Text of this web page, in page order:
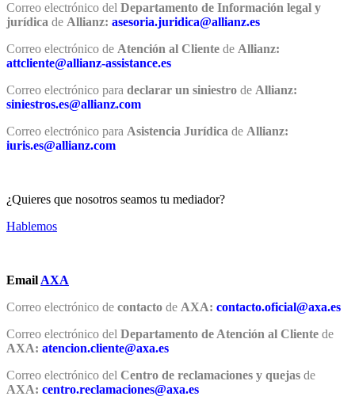
Correo electrónico del Departamento de Información legal y
jurídica de Allianz: asesoria.juridica@allianz.es
Correo electrónico de Atención al Cliente de Allianz:
attcliente@allianz-assistance.es
Correo electrónico para declarar un siniestro de Allianz:
siniestros.es@allianz.com
Correo electrónico para Asistencia Jurídica de Allianz:
iuris.es@allianz.com
¿Quieres que nosotros seamos tu mediador?
Hablemos
Email AXA
Correo electrónico de contacto de AXA: contacto.oficial@axa.es
Correo electrónico del Departamento de Atención al Cliente de
AXA: atencion.cliente@axa.es
Correo electrónico del Centro de reclamaciones y quejas de
AXA: centro.reclamaciones@axa.es